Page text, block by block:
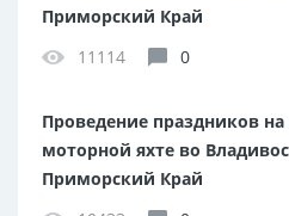
Приморский Край
11114
0
Проведение праздников
моторной яхте во
Приморский Край